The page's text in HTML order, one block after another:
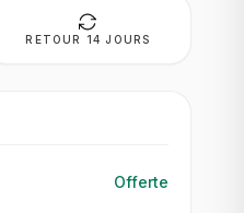
RETOUR 14 JOURS
Offerte